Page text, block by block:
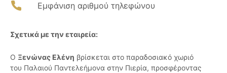
Εμφάνιση αριθμού τηλεφώνου
Σχετικά με την εταιρεία:
Ο Ξενώνας Ελένη βρίσκεται στο παραδοσιακό χωριό
του Παλαιού Παντελεήμονα στην Πιερία, προσφέροντας